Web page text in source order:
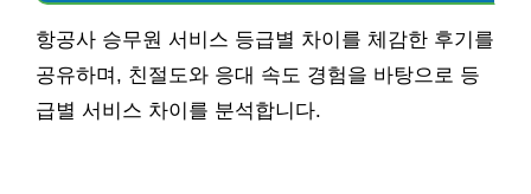
항공사 승무원 서비스 등급별 차이를 체감한 후기를
공유하며, 친절도와 응대 속도 경험을 바탕으로 등
급별 서비스 차이를 분석합니다.